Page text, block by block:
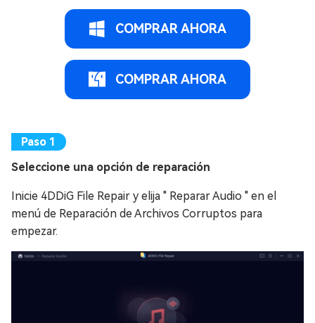
COMPRAR AHORA
COMPRAR AHORA
Seleccione una opción de reparación
Inicie 4DDiG File Repair y elija " Reparar Audio " en el
menú de Reparación de Archivos Corruptos para
empezar.